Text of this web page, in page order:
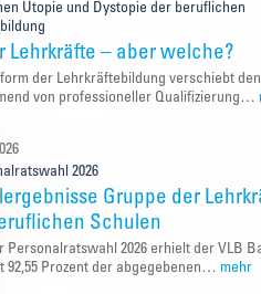
Utopie und Dystopie der beruflichen
Lehrkräfte – aber welche?
der Lehrkräftebildung verschiebt
von professioneller Qualifizierung…
2026
Gruppe der
Schulen
Personalratswahl 2026 erhielt der VLB
92,55 Prozent der abgegebenen… mehr